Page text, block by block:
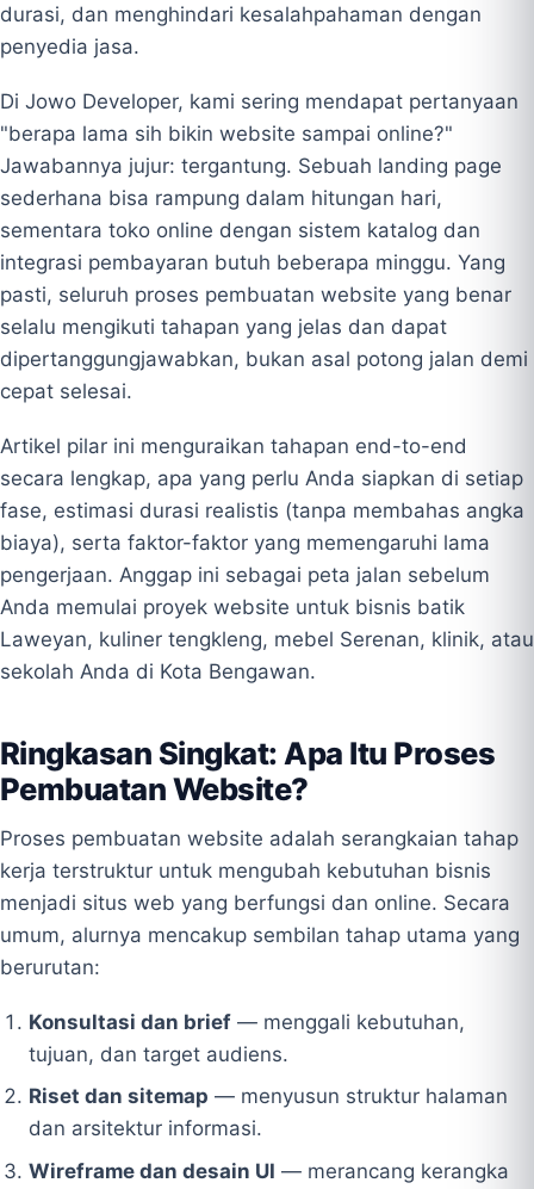
durasi, dan menghindari kesalahpahaman dengan
penyedia jasa.
Di Jowo Developer, kami sering mendapat pertanyaan
"berapa lama sih bikin website sampai online?"
Jawabannya jujur: tergantung. Sebuah landing page
sederhana bisa rampung dalam hitungan hari,
sementara toko online dengan sistem katalog dan
integrasi pembayaran butuh beberapa minggu. Yang
pasti, seluruh proses pembuatan website yang benar
selalu mengikuti tahapan yang jelas dan dapat
dipertanggungjawabkan, bukan asal potong jalan demi
cepat selesai.
Artikel pilar ini menguraikan tahapan end-to-end
secara lengkap, apa yang perlu Anda siapkan di setiap
fase, estimasi durasi realistis (tanpa membahas angka
biaya), serta faktor-faktor yang memengaruhi lama
pengerjaan. Anggap ini sebagai peta jalan sebelum
Anda memulai proyek website untuk bisnis batik
Laweyan, kuliner tengkleng, mebel Serenan, klinik, atau
sekolah Anda di Kota Bengawan.
Ringkasan Singkat: Apa Itu Proses
Pembuatan Website?
Proses pembuatan website adalah serangkaian tahap
kerja terstruktur untuk mengubah kebutuhan bisnis
menjadi situs web yang berfungsi dan online. Secara
umum, alurnya mencakup sembilan tahap utama yang
berurutan:
Konsultasi dan brief— menggali kebutuhan,
tujuan, dan target audiens.
Riset dan sitemap — menyusun struktur halaman
dan arsitektur informasi.
Wireframe dan desain UI — merancang kerangka